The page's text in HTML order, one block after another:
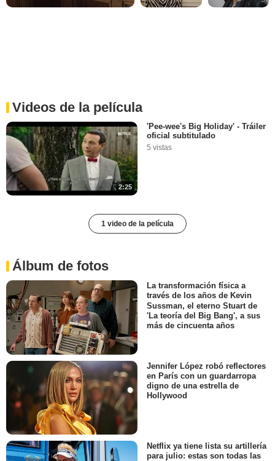
Videos de la película
2:25
'Pee-wee's Big Holiday' - Tráiler
oficial subtitulado
5 vistas
1 video de la película
Álbum de fotos
La transformación física a
través de los años de Kevin
Sussman, el eterno Stuart de
'La teoría del Big Bang', a sus
más de cincuenta años
Jennifer López robó reflectores
en París con un guardarropa
digno de una estrella de
Hollywood
Netflix ya tiene lista su artillería
para julio: estas son todas las